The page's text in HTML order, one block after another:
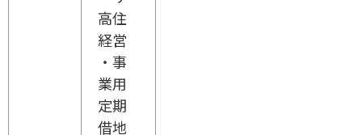
高住
経営
・事
業用
定期
借地